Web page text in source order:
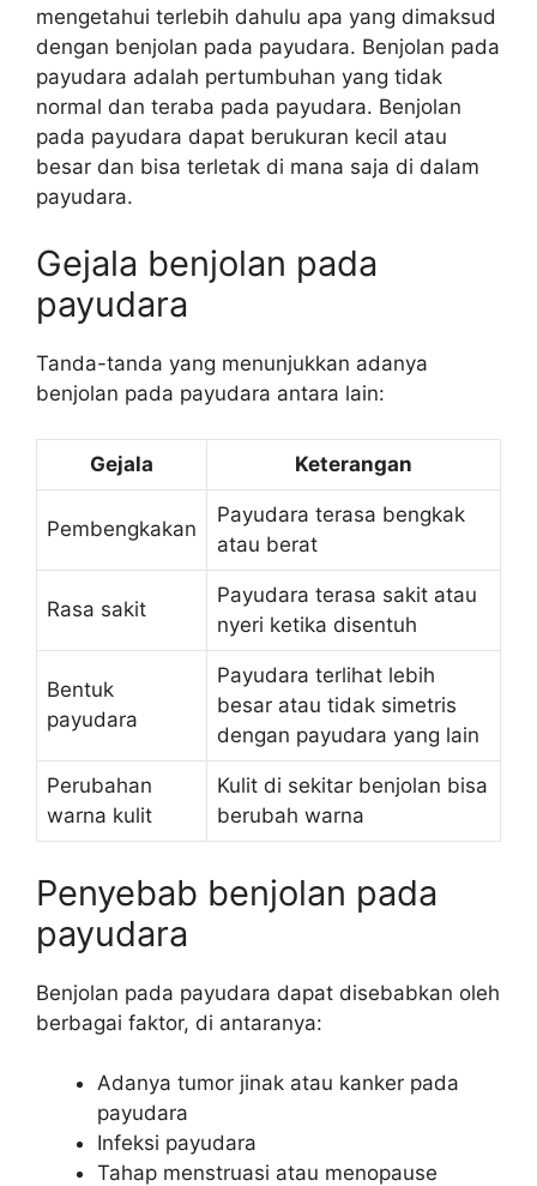
mengetahui terlebih dahulu apa yang dimaksud
dengan benjolan pada payudara. Benjolan pada
payudara adalah pertumbuhan yang tidak
normal dan teraba pada payudara. Benjolan
pada payudara dapat berukuran kecil atau
besar dan bisa terletak di mana saja di dalam
payudara.
Gejala benjolan pada
payudara
Tanda-tanda yang menunjukkan adanya
benjolan pada payudara antara lain:
Gejala Keterangan
Pembengkakan
Payudara terasa bengkak
atau berat
Rasa sakit
Payudara terasa sakit atau
nyeri ketika disentuh
Bentuk
payudara
Payudara terlihat lebih
besar atau tidak simetris
dengan payudara yang lain
Perubahan
warna kulit
Kulit di sekitar benjolan bisa
berubah warna
Penyebab benjolan pada
payudara
Benjolan pada payudara dapat disebabkan oleh
berbagai faktor, di antaranya:
Adanya tumor jinak atau kanker pada
payudara
Infeksi payudara
Tahap menstruasi atau menopause